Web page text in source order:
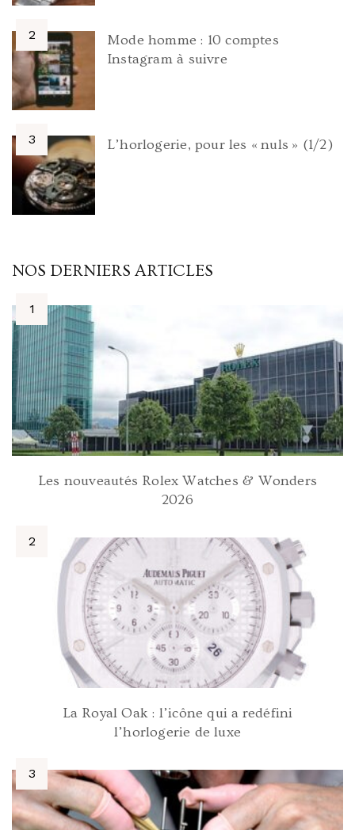
Mode homme : 10 comptes
Instagram à suivre
L’horlogerie, pour les « nuls » (1/2)
NOS DERNIERS ARTICLES
Les nouveautés Rolex Watches & Wonders
2026
La Royal Oak : l’icône qui a redéfini
l’horlogerie de luxe